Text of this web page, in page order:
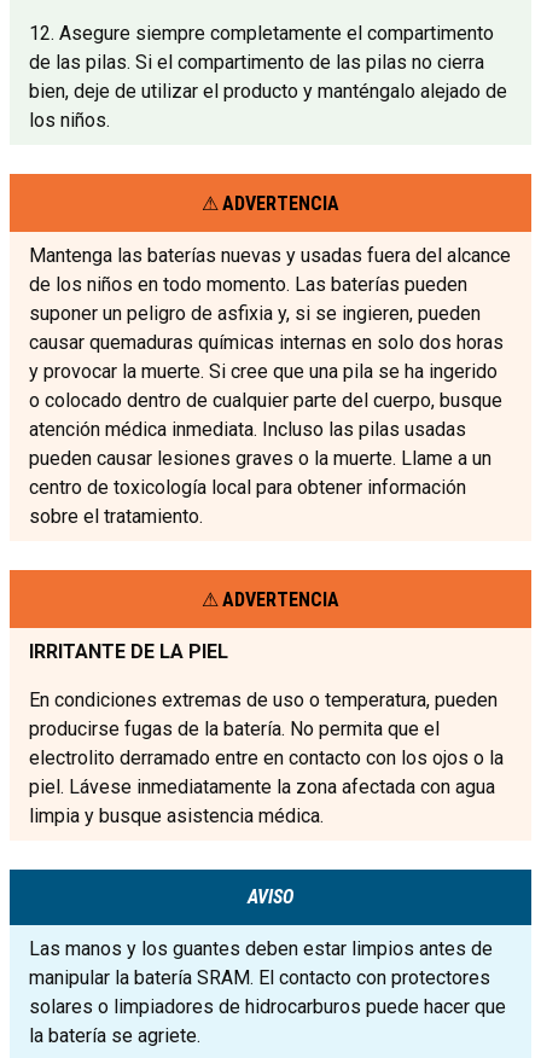
12. Asegure siempre completamente el compartimento
de las pilas. Si el compartimento de las pilas no cierra
bien, deje de utilizar el producto y manténgalo alejado de
los niños.
ADVERTENCIA
Mantenga las baterías nuevas y usadas fuera del alcance
de los niños en todo momento. Las baterías pueden
suponer un peligro de asfixia y, si se ingieren, pueden
causar quemaduras químicas internas en solo dos horas
y provocar la muerte. Si cree que una pila se ha ingerido
o colocado dentro de cualquier parte del cuerpo, busque
atención médica inmediata. Incluso las pilas usadas
pueden causar lesiones graves o la muerte. Llame a un
centro de toxicología local para obtener información
sobre el tratamiento.
ADVERTENCIA
IRRITANTE DE LA PIEL
En condiciones extremas de uso o temperatura, pueden
producirse fugas de la batería. No permita que el
electrolito derramado entre en contacto con los ojos o la
piel. Lávese inmediatamente la zona afectada con agua
limpia y busque asistencia médica.
AVISO
Las manos y los guantes deben estar limpios antes de
manipular la batería SRAM. El contacto con protectores
solares o limpiadores de hidrocarburos puede hacer que
la batería se agriete.